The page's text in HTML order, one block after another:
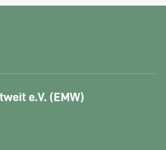
e.V. (EMW)